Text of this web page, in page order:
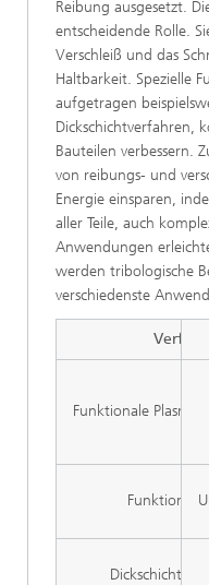
Reibung ausgesetzt.
entscheidende Rolle.
Verschleiß und das
Haltbarkeit. Spezielle
aufgetragen
Dickschichtverfahren,
Bauteilen verbessern.
von reibungs- und
Energie einsparen,
aller Teile, auch
Anwendungen
werden tribologische
verschiedenste
Funktionale
Dickschicht-